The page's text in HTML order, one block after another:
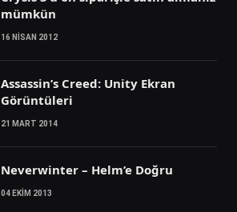
mümkün
16 NISAN 2012
Assassin’s Creed: Unity Ekran
Görüntüleri
21 MART 2014
Neverwinter – Helm’e Doğru
04 EKIM 2013